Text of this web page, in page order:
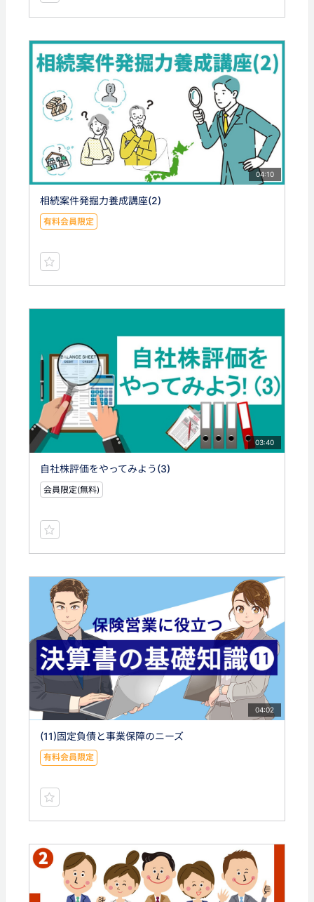
04:10
相続案件発掘力養成講座(2)
有料会員限定
03:40
自社株評価をやってみよう(3)
会員限定(無料)
04:02
(11)固定負債と事業保障のニーズ
有料会員限定